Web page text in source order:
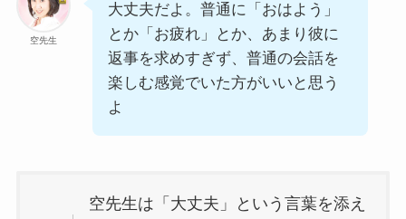
空先生
大丈夫だよ。普通に「おはよう」
とか「お疲れ」とか、あまり彼に
返事を求めすぎず、普通の会話を
楽しむ感覚でいた方がいいと思う
よ
空先生は「大丈夫」という言葉を添え